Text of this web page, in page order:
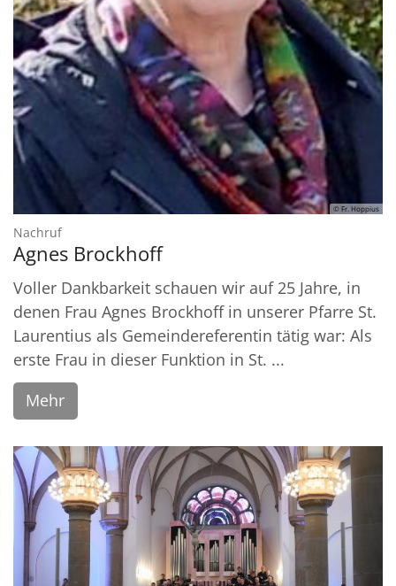
© Fr. Hoppius
Nachruf:
Agnes Brockhoff
Voller Dankbarkeit schauen wir auf 25 Jahre, in
denen Frau Agnes Brockhoff in unserer Pfarre St.
Laurentius als Gemeindereferentin tätig war: Als
erste Frau in dieser Funktion in St. ...
Mehr